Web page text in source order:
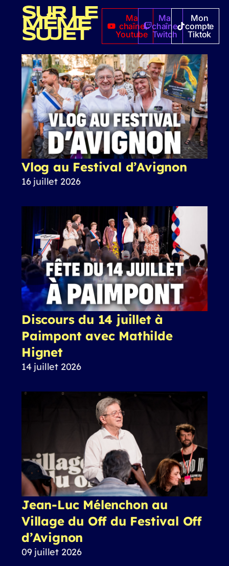
SUR LE
MÊME
SUJET
Ma
chaîne
Youtube
Ma
chaîne
Twitch
Mon
compte
Tiktok
Vlog au Festival d’Avignon
16 juillet 2026
Discours du 14 juillet à
Paimpont avec Mathilde
Hignet
14 juillet 2026
Jean-Luc Mélenchon au
Village du Off du Festival Off
d’Avignon
09 juillet 2026